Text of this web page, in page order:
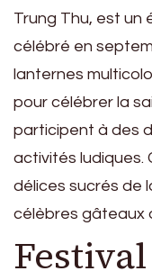
Trung Thu, est un
célébré en
lanternes
pour célébrer la
participent à des
activités ludiques.
délices sucrés de
célèbres gâteaux